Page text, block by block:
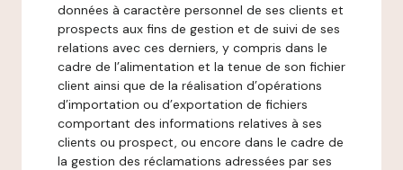
données à caractère personnel de ses clients et
prospects aux fins de gestion et de suivi de ses
relations avec ces derniers, y compris dans le
cadre de l’alimentation et la tenue de son fichier
client ainsi que de la réalisation d’opérations
d’importation ou d’exportation de fichiers
comportant des informations relatives à ses
clients ou prospect, ou encore dans le cadre de
la gestion des réclamations adressées par ses